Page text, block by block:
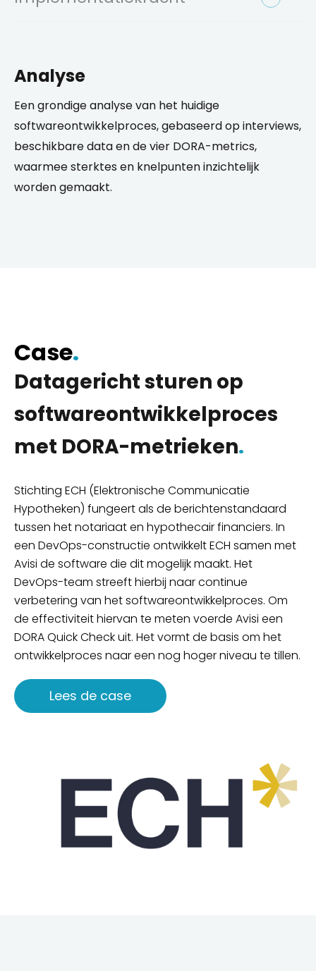
Analyse
Een grondige analyse van het huidige
softwareontwikkelproces, gebaseerd op interviews,
beschikbare data en de vier DORA-metrics,
waarmee sterktes en knelpunten inzichtelijk
worden gemaakt.
Case.
Datagericht sturen op
softwareontwikkelproces
met DORA-metrieken.
Stichting ECH (Elektronische Communicatie
Hypotheken) fungeert als de berichtenstandaard
tussen het notariaat en hypothecair financiers. In
een DevOps-constructie ontwikkelt ECH samen met
Avisi de software die dit mogelijk maakt. Het
DevOps-team streeft hierbij naar continue
verbetering van het softwareontwikkelproces. Om
de effectiviteit hiervan te meten voerde Avisi een
DORA Quick Check uit. Het vormt de basis om het
ontwikkelproces naar een nog hoger niveau te tillen.
Lees de case